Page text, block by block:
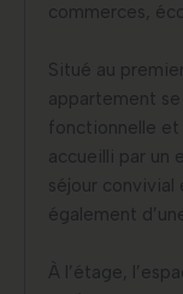
commerces,
Situé au
appartement
fonctionnelle et
accueilli par un
séjour convivial
également
À l’étage,